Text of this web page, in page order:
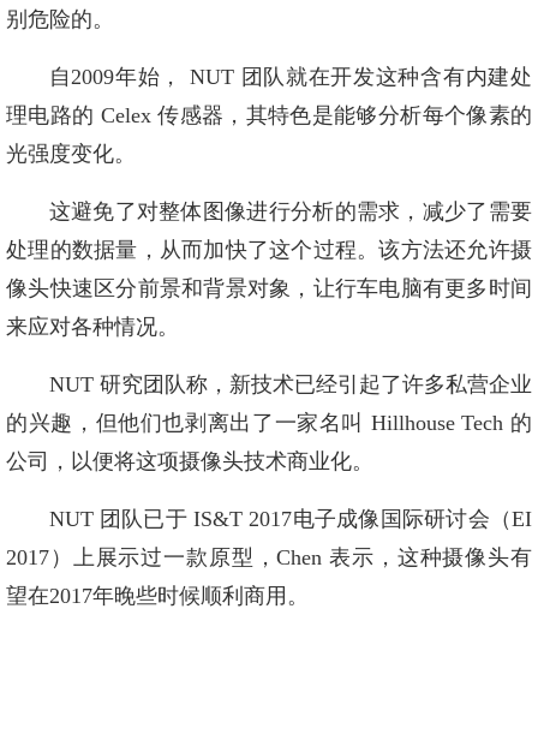
别危险的。
自2009年始， NUT 团队就在开发这种含有内建处
理电路的 Celex 传感器，其特色是能够分析每个像素的
光强度变化。
这避免了对整体图像进行分析的需求，减少了需要
处理的数据量，从而加快了这个过程。该方法还允许摄
像头快速区分前景和背景对象，让行车电脑有更多时间
来应对各种情况。
NUT 研究团队称，新技术已经引起了许多私营企业
的兴趣，但他们也剥离出了一家名叫 Hillhouse Tech 的
公司，以便将这项摄像头技术商业化。
NUT 团队已于 IS&T 2017电子成像国际研讨会（EI
2017）上展示过一款原型，Chen 表示，这种摄像头有
望在2017年晚些时候顺利商用。